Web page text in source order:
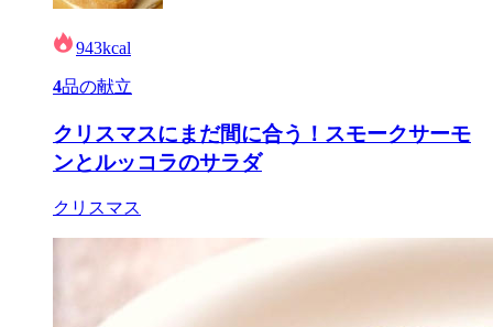
943kcal
4品の献立
クリスマスにまだ間に合う！スモークサーモ
ンとルッコラのサラダ
クリスマス